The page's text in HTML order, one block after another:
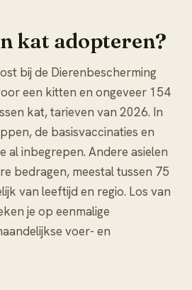
kat adopteren?
bij de Dierenbescherming
een kitten en ongeveer 154
kat, tarieven van 2026. In
de basisvaccinaties en
al inbegrepen. Andere asielen
bedragen, meestal tussen 75
van leeftijd en regio. Los van
je op eenmalige
voer- en